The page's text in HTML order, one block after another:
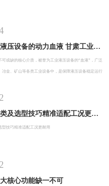
兰州液压油｜液压设备的动力血液 甘肃工业设备必备介质
可或缺的核心介质，被誉为工业液压设备的“血液”，广泛
冶金、矿山等各类工业设备中，是保障液压设备稳定运行
兰州液压油分类及选型技巧精准适配工况更耐用
型技巧精准适配工况更耐用
核心功能缺一不可